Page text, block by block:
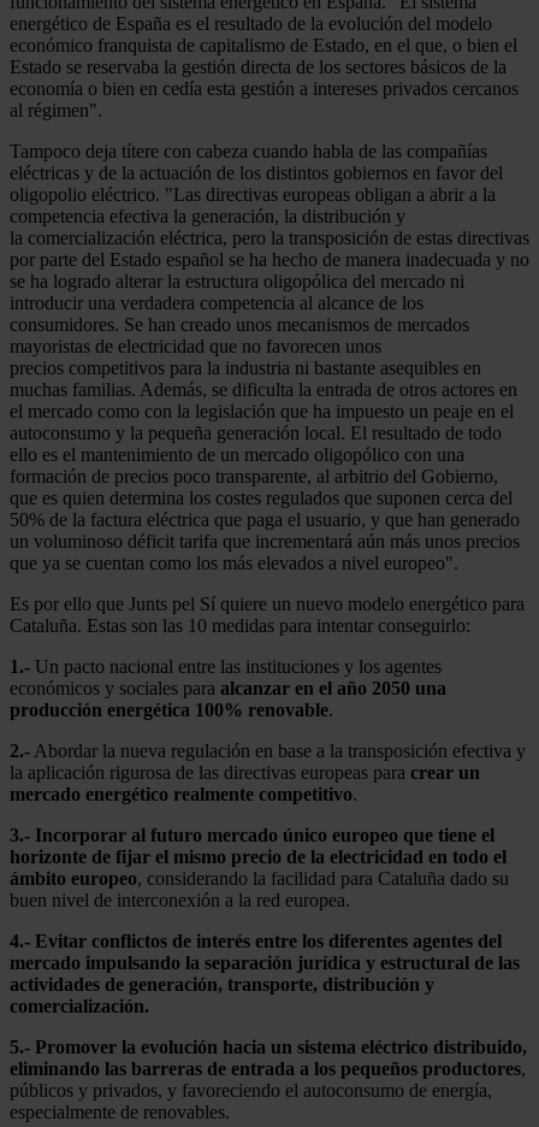
energético de España es el resultado de la evolución del modelo
económico franquista de capitalismo de Estado, en el que, o bien el
Estado se reservaba la gestión directa de los sectores básicos de la
economía o bien en cedía esta gestión a intereses privados cercanos
al régimen".
Tampoco deja títere con cabeza cuando habla de las compañías
eléctricas y de la actuación de los distintos gobiernos en favor del
oligopolio eléctrico. "Las directivas europeas obligan a abrir a la
competencia efectiva la generación, la distribución y
la comercialización eléctrica, pero la transposición de estas directivas
por parte del Estado español se ha hecho de manera inadecuada y no
se ha logrado alterar la estructura oligopólica del mercado ni
introducir una verdadera competencia al alcance de los
consumidores. Se han creado unos mecanismos de mercados
mayoristas de electricidad que no favorecen unos
precios competitivos para la industria ni bastante asequibles en
muchas familias. Además, se dificulta la entrada de otros actores en
el mercado como con la legislación que ha impuesto un peaje en el
autoconsumo y la pequeña generación local. El resultado de todo
ello es el mantenimiento de un mercado oligopólico con una
formación de precios poco transparente, al arbitrio del Gobierno,
que es quien determina los costes regulados que suponen cerca del
50% de la factura eléctrica que paga el usuario, y que han generado
un voluminoso déficit tarifa que incrementará aún más unos precios
que ya se cuentan como los más elevados a nivel europeo".
Es por ello que Junts pel Sí quiere un nuevo modelo energético para
Cataluña. Estas son las 10 medidas para intentar conseguirlo:
1.- Un pacto nacional entre las instituciones y los agentes
económicos y sociales para alcanzar en el año 2050 una
producción energética 100% renovable.
2.- Abordar la nueva regulación en base a la transposición efectiva y
la aplicación rigurosa de las directivas europeas para crear un
mercado energético realmente competitivo.
3.- Incorporar al futuro mercado único europeo que tiene el
horizonte de fijar el mismo precio de la electricidad en todo el
ámbito europeo, considerando la facilidad para Cataluña dado su
buen nivel de interconexión a la red europea.
4.- Evitar conflictos de interés entre los diferentes agentes del
mercado impulsando la separación jurídica y estructural de las
actividades de generación, transporte, distribución y
comercialización.
5.- Promover la evolución hacia un sistema eléctrico distribuido,
eliminando las barreras de entrada a los pequeños productores,
públicos y privados, y favoreciendo el autoconsumo de energía,
especialmente de renovables.